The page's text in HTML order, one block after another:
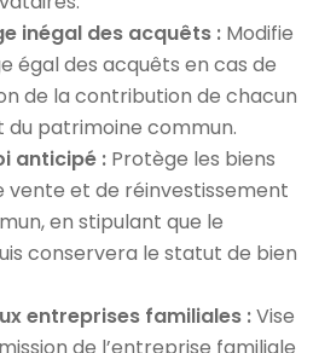
inégal des acquêts : Modifie
égal des acquêts en cas de
de la contribution de chacun
du patrimoine commun.
anticipé : Protège les biens
vente et de réinvestissement
en stipulant que le
conservera le statut de bien
entreprises familiales :Vise
de l’entreprise familiale